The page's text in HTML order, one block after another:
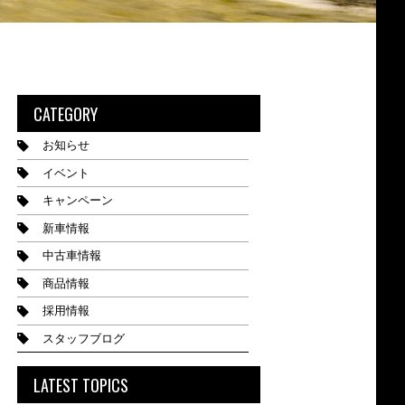
CATEGORY
お知らせ
イベント
キャンペーン
新車情報
中古車情報
商品情報
採用情報
スタッフブログ
LATEST TOPICS